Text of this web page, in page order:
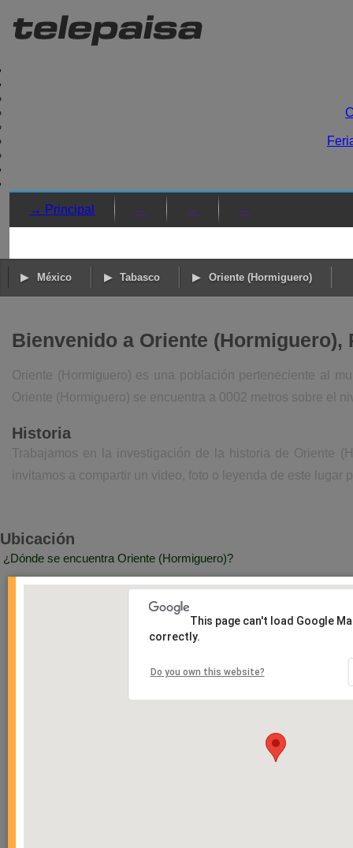
→ Principal → → →
México Tabasco Oriente (Hormiguero)
Bienvenido a Oriente (Hormiguero),
Oriente (Hormiguero) es una población perteneciente al
Oriente (Hormiguero) se encuentra a 0002 metros sobre el
Historia
Trabajamos en la investigación de la historia de Oriente
invitamos a compartir un video, foto o leyenda de este lugar
Ubicación
¿Dónde se encuentra Oriente (Hormiguero)?
This page can't load Google
correctly.
Do you own this website?